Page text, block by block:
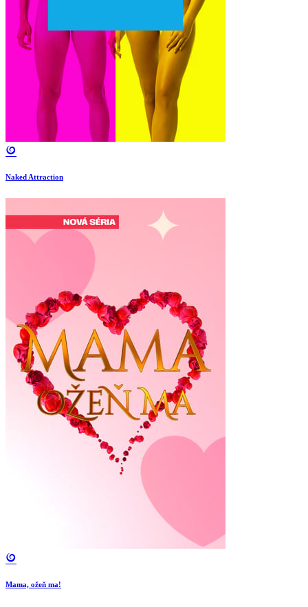
Naked Attraction
Mama, ožeň ma!